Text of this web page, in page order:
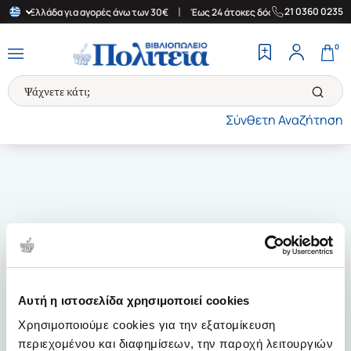
Αυτή η ιστοσελίδα χρησιμοποιεί cookies
Χρησιμοποιούμε cookies για την εξατομίκευση
περιεχομένου και διαφημίσεων, την παροχή λειτουργιών
Ελλάδα για αγορές άνω των 30€ Έως 24 άτοκες δόσεις |
21 0360 0235
Σύνθετη Αναζήτηση
0